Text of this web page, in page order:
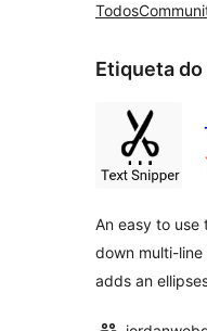
Todos
Etiqueta
An easy to
down multi-
adds an